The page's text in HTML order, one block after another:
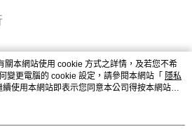
關本網站使用 cookie 方式之詳情，及若您不希
變更電腦的 cookie 設定，請參閱本網站「 隱私
續使用本網站即表示您同意本公司得按本網站使
。